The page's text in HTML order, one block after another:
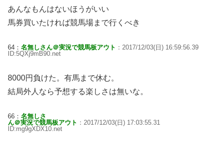
あんなもんはないほうがいい
馬券買いたければ競馬場まで行くべき
64： 名無しさん＠実況で競馬板アウト ：2017/12/03(日) 16:59:56.39
ID:5QXj9mB90.net
8000円負けた。有馬まで休む。
結局外人なら予想する楽しさは無いな。
66： 名無しさ
ん＠実況で競馬板アウト ：2017/12/03(日) 17:03:55.31
ID:mg9gXDX10.net